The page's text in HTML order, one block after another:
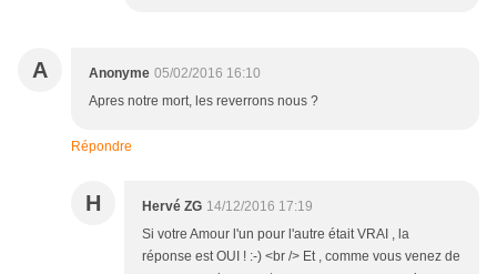
A Anonyme 05/02/2016 16:10
Apres notre mort, les reverrons nous ?
Répondre
H Hervé ZG 14/12/2016 17:19
Si votre Amour l'un pour l'autre était VRAI , la
réponse est OUI ! :-) <br /> Et , comme vous venez de